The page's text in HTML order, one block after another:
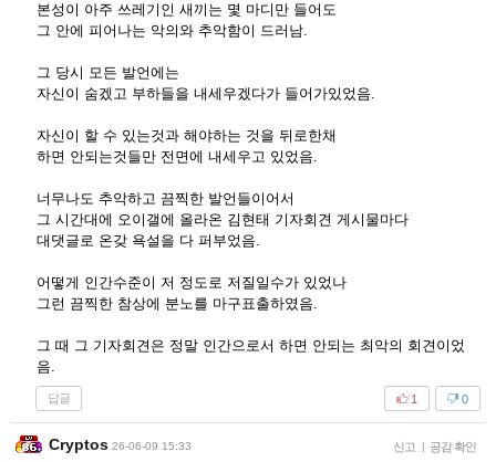
본성이 아주 쓰레기인 새끼는 몇 마디만 들어도
그 안에 피어나는 악의와 추악함이 드러남.
그 당시 모든 발언에는
자신이 숨겠고 부하들을 내세우겠다가 들어가있었음.
자신이 할 수 있는것과 해야하는 것을 뒤로한채
하면 안되는것들만 전면에 내세우고 있었음.
너무나도 추악하고 끔찍한 발언들이어서
그 시간대에 오이갤에 올라온 김현태 기자회견 게시물마다
대댓글로 온갖 욕설을 다 퍼부었음.
어떻게 인간수준이 저 정도로 저질일수가 있었나
그런 끔찍한 참상에 분노를 마구표출하였음.
그 때 그 기자회견은 정말 인간으로서 하면 안되는 최악의 회견이었
음.
답글 0
1
Cryptos 26-06-09 15:33 신고 | 공감 확인